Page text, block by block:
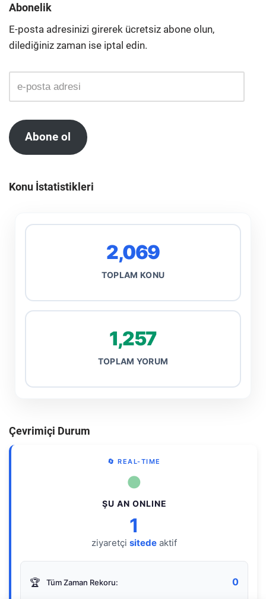
Abonelik
E-posta adresinizi girerek ücretsiz abone olun,
dilediğiniz zaman ise iptal edin.
Abone ol
Konu İstatistikleri
2,069
TOPLAM KONU
1,257
TOPLAM YORUM
Çevrimiçi Durum
🔄 REAL-TIME
●
ŞU AN ONLINE
1
ziyaretçi sitede aktif
🏆 Tüm Zaman Rekoru: 0